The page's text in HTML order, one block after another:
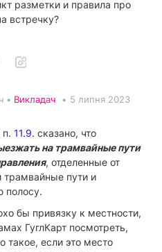
разметки и правила про
встречку?
• Викладач • 5 липня 2023
11.9. сказано, что
на трамвайные пути
, отделенные от
трамвайные пути и
полосу.
бы привязку к местности,
ГуглКарт посмотреть,
такое, если это место